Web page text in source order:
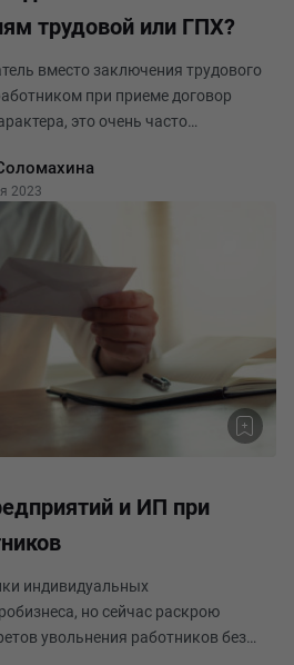
трудовой или ГПХ?
вместо заключения трудового
при приеме договор
это очень часто
или ГПХ? Это соглашени
2023
и ИП при
индивидуальных
но сейчас раскрою
увольнения работников без